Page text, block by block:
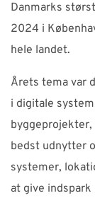
Danmarks
2024 i
hele landet.
Årets tema var
i digitale
bedst udnytter
systemer,
at give